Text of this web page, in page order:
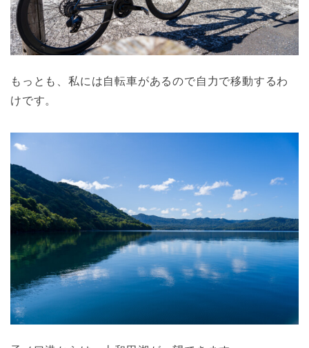
もっとも、私には自転車があるので自力で移動するわ
けです。